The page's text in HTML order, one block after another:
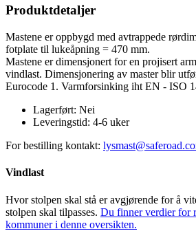
Produktdetaljer
Mastene er oppbygd med avtrappede
fotplate til lukeåpning = 470 mm.
Mastene er dimensjonert for en projisert
vindlast. Dimensjonering av master blir
Eurocode 1. Varmforsinking iht EN - ISO
Lagerført: Nei
Leveringstid: 4-6 uker
For bestilling kontakt:
Vindlast
Hvor stolpen skal stå er avgjørende for å
stolpen skal tilpasses. Du finner verdier for
kommuner i denne oversikten.